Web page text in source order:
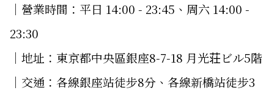
│營業時間：平日 14:00 - 23:45、周六 14:00 -
23:30
│地址：東京都中央區銀座8-7-18 月光荘ビル5階
│交通：各線銀座站徒步8分、各線新橋站徒步3